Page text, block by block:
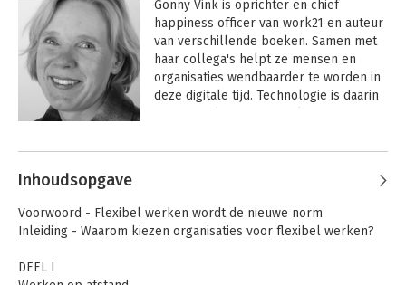
Gonny Vink is oprichter en chief
happiness officer van work21 en auteur
van verschillende boeken. Samen met
haar collega's helpt ze mensen en
organisaties wendbaarder te worden in
deze digitale tijd. Technologie is daarin
organiseren. De mens staat daarin altijd
uitdagingen. Het vraagt een nieuwe kijk
op hoe we organisaties en werk
organiseren, en ook wat dit betekent op
vlak van onderwijs, zodat kinderen
Andere boeken door Gonny Vink
Inhoudsopgave
Voorwoord - Flexibel werken wordt de nieuwe norm
Inleiding - Waarom kiezen organisaties voor flexibel werken?
DEEL I